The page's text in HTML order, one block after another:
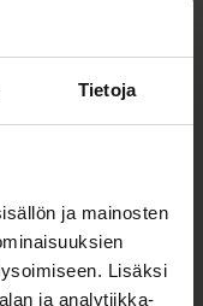
Tietoja
ja mainosten
Lisäksi
ja analytiikka-
VARATTU /SP